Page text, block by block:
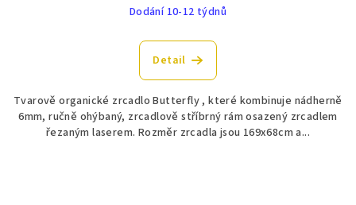
Dodání 10-12 týdnů
Detail
Tvarově organické zrcadlo Butterfly , které kombinuje nádherně
6mm, ručně ohýbaný, zrcadlově stříbrný rám osazený zrcadlem
řezaným laserem. Rozměr zrcadla jsou 169x68cm a...